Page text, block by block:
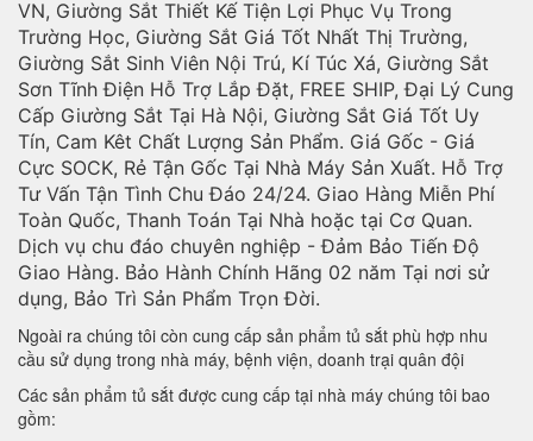
VN, Giường Sắt Thiết Kế Tiện Lợi Phục Vụ Trong
Trường Học, Giường Sắt Giá Tốt Nhất Thị Trường,
Giường Sắt Sinh Viên Nội Trú, Kí Túc Xá, Giường Sắt
Sơn Tĩnh Điện Hỗ Trợ Lắp Đặt, FREE SHIP, Đại Lý Cung
Cấp Giường Sắt Tại Hà Nội, Giường Sắt Giá Tốt Uy
Tín, Cam Kêt Chất Lượng Sản Phẩm. Giá Gốc - Giá
Cực SOCK, Rẻ Tận Gốc Tại Nhà Máy Sản Xuất. Hỗ Trợ
Tư Vấn Tận Tình Chu Đáo 24/24. Giao Hàng Miễn Phí
Toàn Quốc, Thanh Toán Tại Nhà hoặc tại Cơ Quan.
Dịch vụ chu đáo chuyên nghiệp - Đảm Bảo Tiến Độ
Giao Hàng. Bảo Hành Chính Hãng 02 năm Tại nơi sử
dụng, Bảo Trì Sản Phẩm Trọn Đời.
Ngoài ra chúng tôi còn cung cấp sản phẩm tủ sắt phù hợp nhu
cầu sử dụng trong nhà máy, bệnh viện, doanh trại quân đội
Các sản phẩm tủ sắt được cung cấp tại nhà máy chúng tôi bao
gồm: